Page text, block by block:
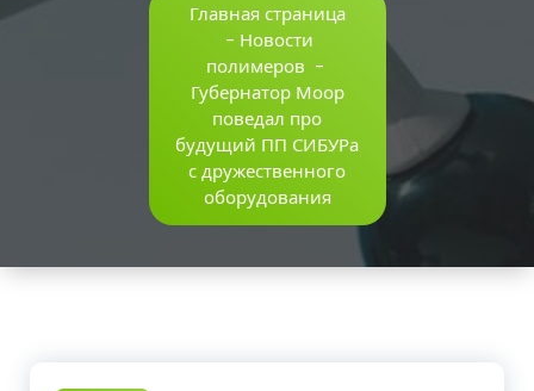
Главная страница
- Новости
полимеров -
Губернатор Моор
поведал про
будущий ПП СИБУРа
с дружественного
оборудования